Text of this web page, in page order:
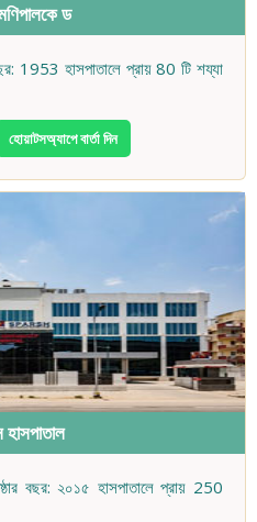
ড
1953 হাসপাতালে প্রায় 80 টি শয্যা
হোয়াটসঅ্যাপে বার্তা দিন
হাসপাতাল
বছর: ২০১৫ হাসপাতালে প্রায় 250